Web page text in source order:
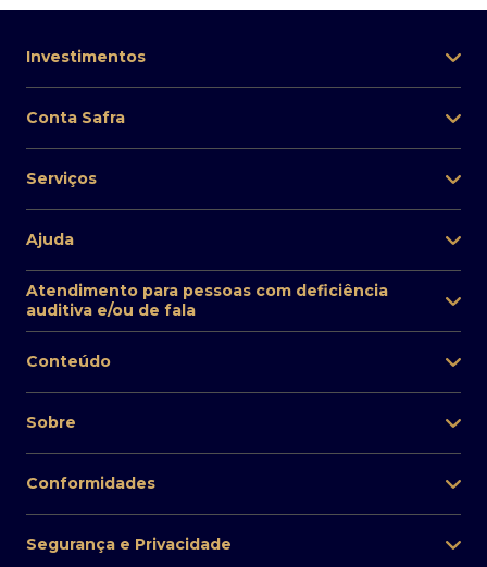
Investimentos
Conta Safra
Serviços
Ajuda
Atendimento para pessoas com deficiência
auditiva e/ou de fala
Conteúdo
Sobre
Conformidades
Segurança e Privacidade